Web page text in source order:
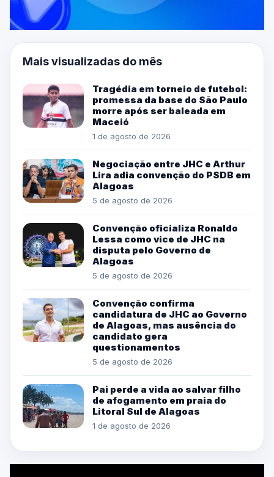
Mais visualizadas do mês
Tragédia em torneio de futebol:
promessa da base do São Paulo
morre após ser baleada em
Maceió
1 de agosto de 2026
Negociação entre JHC e Arthur
Lira adia convenção do PSDB em
Alagoas
5 de agosto de 2026
Convenção oficializa Ronaldo
Lessa como vice de JHC na
disputa pelo Governo de
Alagoas
5 de agosto de 2026
Convenção confirma
candidatura de JHC ao Governo
de Alagoas, mas ausência do
candidato gera
questionamentos
5 de agosto de 2026
Pai perde a vida ao salvar filho
de afogamento em praia do
Litoral Sul de Alagoas
1 de agosto de 2026